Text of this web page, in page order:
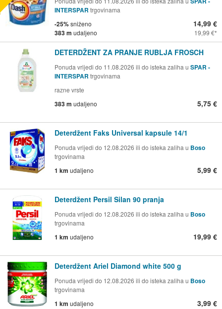
INTERSPAR trgovinama
-25%sniženo
383 m udaljeno
14,99 €
19,99 €
DETERDŽENT ZA PRANJE RUBLJA FROSCH
Ponuda vrijedi do 11.08.2026 ili do isteka zaliha u SPAR -
INTERSPAR trgovinama
razne vrste
383 m udaljeno 5,75 €
Deterdžent Faks Universal kapsule 14/1
Ponuda vrijedi do 12.08.2026 ili do isteka zaliha u Boso
trgovinama
1 km udaljeno 5,99 €
Deterdžent Persil Silan 90 pranja
Ponuda vrijedi do 12.08.2026 ili do isteka zaliha u Boso
trgovinama
1 km udaljeno 19,99 €
Deterdžent Ariel Diamond white 500 g
Ponuda vrijedi do 12.08.2026 ili do isteka zaliha u Boso
trgovinama
1 km udaljeno 3,99 €